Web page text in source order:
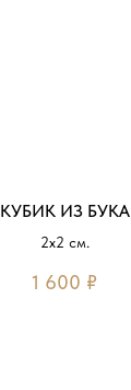
КУБИК ИЗ БУКА
2х2 см.
1 600 ₽